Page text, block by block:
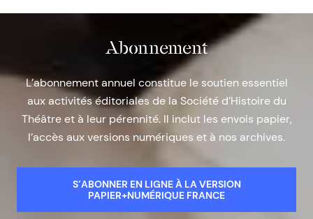
Abonnement
L’abonnement annuel constitue le soutien essentiel
aux activités éditoriales de la Société d’Histoire du
Théâtre et à leur pérennité. Il inclut les envois papier,
l’accès aux versions numériques et à nos archives.
S’ABONNER EN LIGNE À LA VERSION
PAPIER+NUMÉRIQUE FRANCE